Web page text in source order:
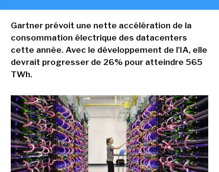
Gartner prévoit une nette accélération de la
consommation électrique des datacenters
cette année. Avec le développement de l'IA, elle
devrait progresser de 26% pour atteindre 565
TWh.